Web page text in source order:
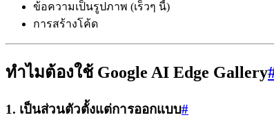
ข้อความเป็นรูปภาพ (เร็วๆ นี้)
การสร้างโค้ด
ทำไมต้องใช้ Google AI Edge Gallery
1. เป็นส่วนตัวตั้งแต่การออกแบบ#